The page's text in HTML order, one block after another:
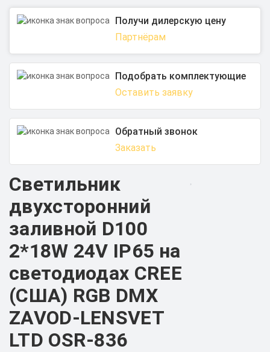
Получи дилерскую цену
Партнёрам
Подобрать комплектующие
Оставить заявку
Обратный звонок
Заказать
Светильник
двухсторонний
заливной D100
2*18W 24V IP65 на
светодиодах CREE
(США) RGB DMX
ZAVOD-LENSVET
LTD OSR-836